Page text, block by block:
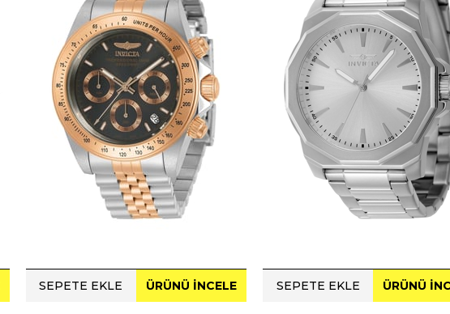
SEPETE EKLE ÜRÜNÜ İNCELE SEPETE EKLE ÜRÜNÜ